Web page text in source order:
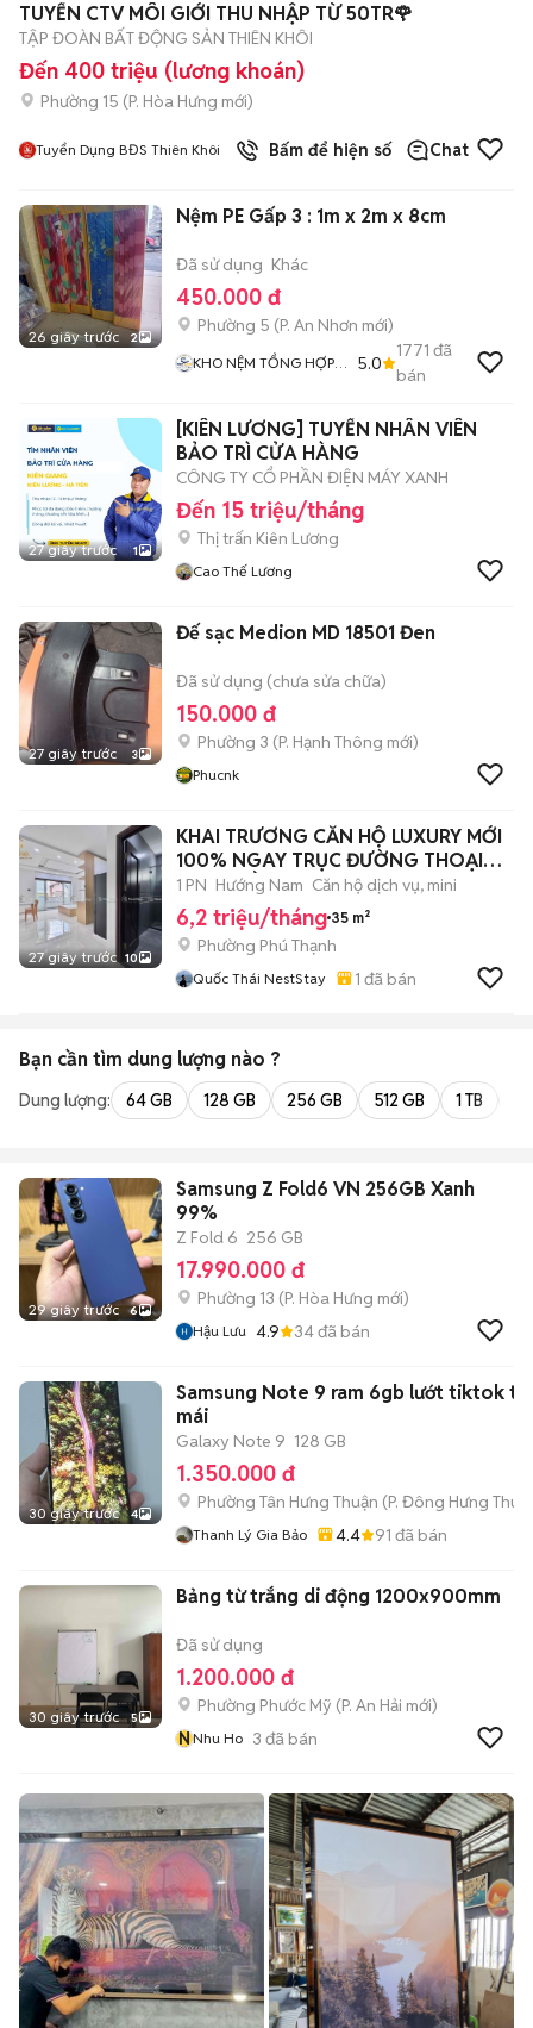
TUYỂN CTV MÔI GIỚI THU NHẬP TỪ 50TR🌹
TẬP ĐOÀN BẤT ĐỘNG SẢN THIÊN KHÔI
Đến 400 triệu (lương khoán)
Phường 15 (P. Hòa Hưng mới)
Tuyển Dụng BĐS Thiên Khôi Bấm để hiện số Chat
26 giây trước 2
Nệm PE Gấp 3 : 1m x 2m x 8cm
Đã sử dụng Khác
450.000 đ
Phường 5 (P. An Nhơn mới)
KHO NỆM TỔNG HỢP
5.0
1771 đã
bán
27 giây trước 1
[KIÊN LƯƠNG] TUYỂN NHÂN VIÊN
BẢO TRÌ CỬA HÀNG
CÔNG TY CỔ PHẦN ĐIỆN MÁY XANH
Đến 15 triệu/tháng
Thị trấn Kiên Lương
Cao Thế Lương
27 giây trước 3
Đế sạc Medion MD 18501 Đen
Đã sử dụng (chưa sửa chữa)
150.000 đ
Phường 3 (P. Hạnh Thông mới)
Phucnk
27 giây trước 10
KHAI TRƯƠNG CĂN HỘ LUXURY MỚI
100% NGAY TRỤC ĐƯỜNG THOẠI
NGỌC HẦU
1 PN Hướng Nam Căn hộ dịch vụ, mini
6,2 triệu/tháng 35 m²
Phường Phú Thạnh
Quốc Thái NestStay 1 đã bán
Bạn cần tìm dung lượng nào ?
Dung lượng: 64 GB 128 GB 256 GB 512 GB 1 TB
29 giây trước 6
Samsung Z Fold6 VN 256GB Xanh
99%
Z Fold 6 256 GB
17.990.000 đ
Phường 13 (P. Hòa Hưng mới)
Hậu Lưu 4.9 34đã bán
30 giây trước 4
Samsung Note 9 ram 6gb lướt tiktok
mái
Galaxy Note 9 128 GB
1.350.000 đ
Phường Tân Hưng Thuận (P. Đông Hưng
Thanh Lý Gia Bảo 4.4 91 đã bán
30 giây trước 5
Bảng từ trắng di động 1200x900mm
Đã sử dụng
1.200.000 đ
Phường Phước Mỹ (P. An Hải mới)
NNhu Ho 3 đã bán